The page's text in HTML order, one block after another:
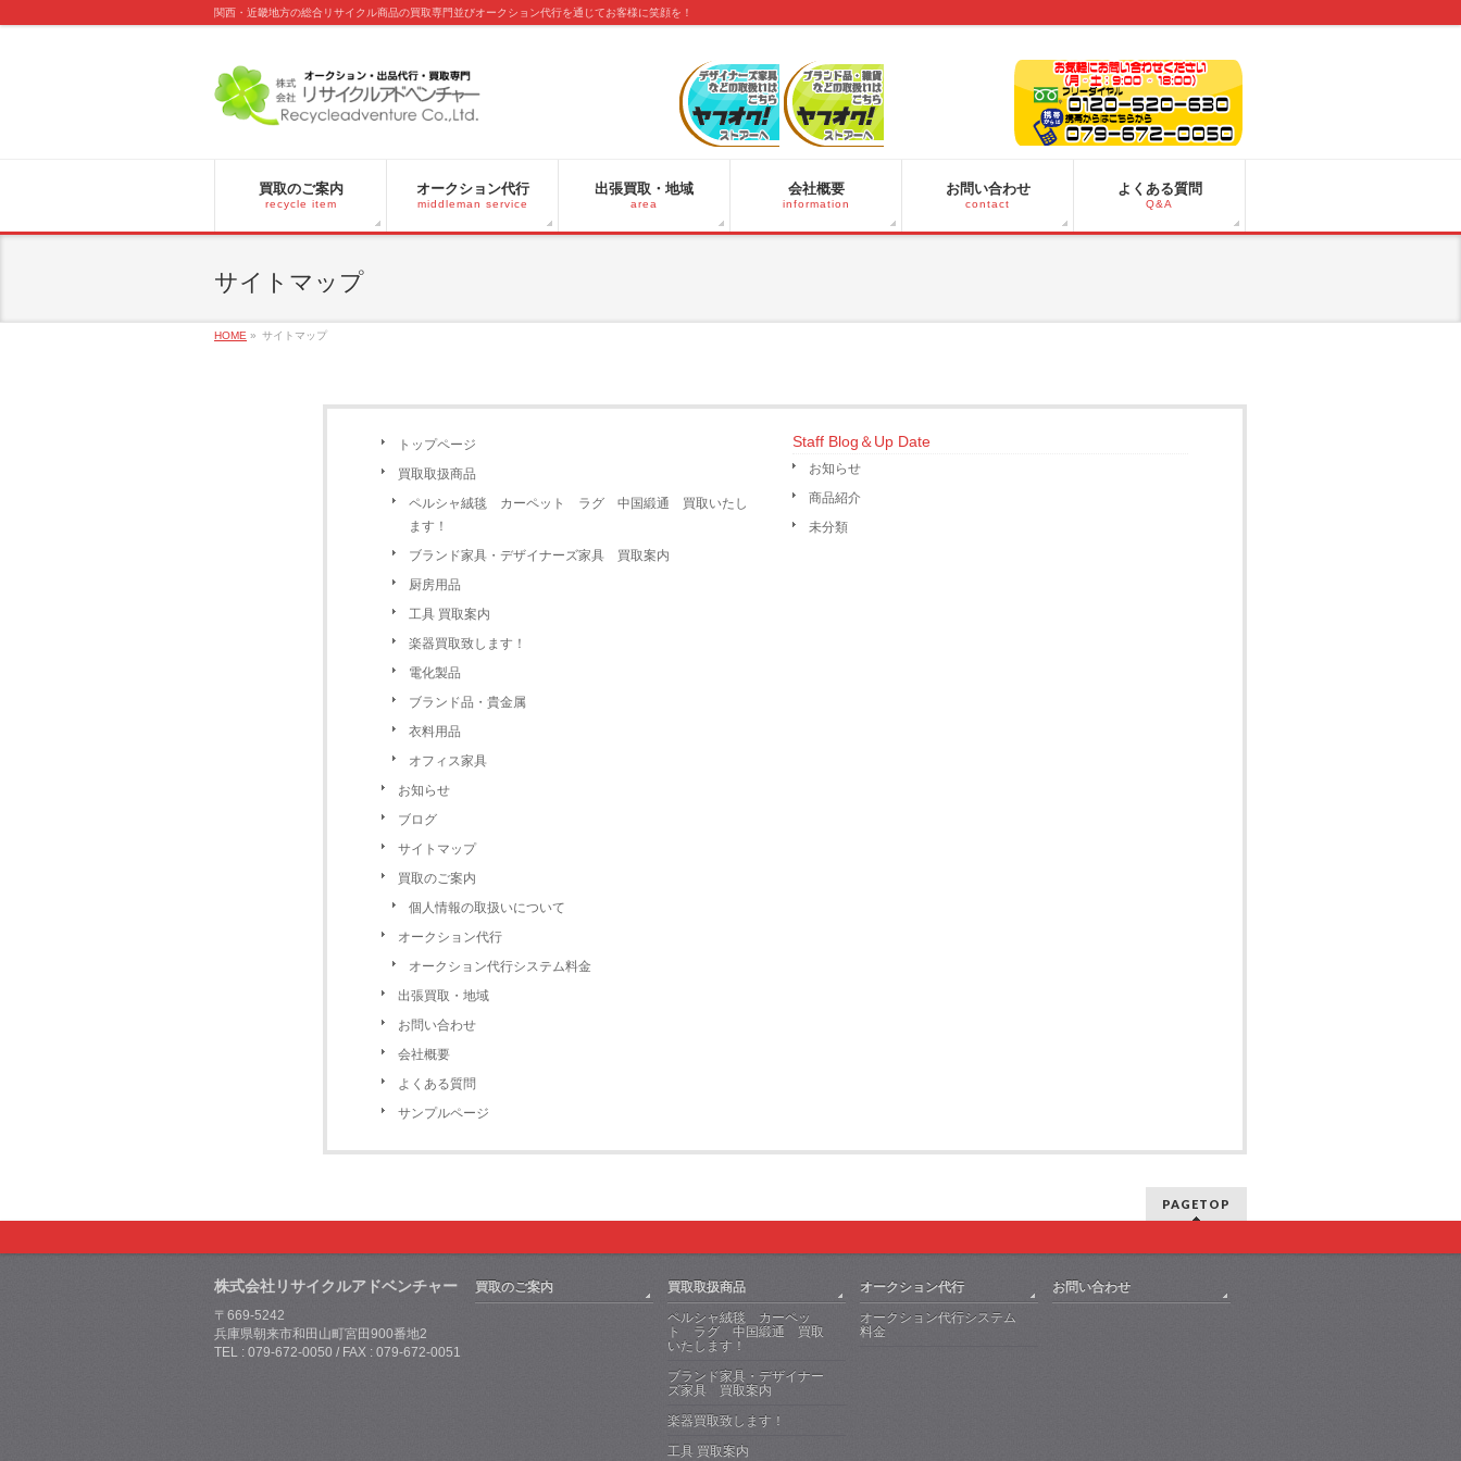
関西・近畿地方の総合リサイクル商品の買取専門並びオークション代行を通じてお客様に笑顔を！
買取のご案内
recycle item
オークション代行
middleman service
出張買取・地域
area
会社概要
information
お問い合わせ
contact
よくある質問
Q&A
サイトマップ
HOME » サイトマップ
トップページ
買取取扱商品
ペルシャ絨毯 カーペット ラグ 中国緞通 買取いたし
ます！
ブランド家具・デザイナーズ家具 買取案内
厨房用品
工具 買取案内
楽器買取致します！
電化製品
ブランド品・貴金属
衣料用品
オフィス家具
お知らせ
ブログ
サイトマップ
買取のご案内
個人情報の取扱いについて
オークション代行
オークション代行システム料金
出張買取・地域
お問い合わせ
会社概要
よくある質問
サンプルページ
Staff Blog＆Up Date
お知らせ
商品紹介
未分類
PAGETOP
株式会社リサイクルアドベンチャー
〒669-5242
兵庫県朝来市和田山町宮田900番地2
TEL : 079-672-0050 / FAX : 079-672-0051
買取のご案内
買取取扱商品
ペルシャ絨毯 カーペッ
ト ラグ 中国緞通 買取
いたします！
ブランド家具・デザイナー
ズ家具 買取案内
楽器買取致します！
工具 買取案内
オークション代行
オークション代行システム
料金
お問い合わせ